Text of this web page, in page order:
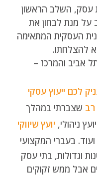
עסק, השלב הראשון
על מנת לבחון את
העסקית המתאימה
להצלחתו.
אביב והמרכז –
לכם ייעוץ עסקי
רב שצברתי במהלך
ניהולי, יועץ שיווקי
ועוד. בעברי המקצועי
וגדולות, בתי עסק
אבל ממש זקוקים